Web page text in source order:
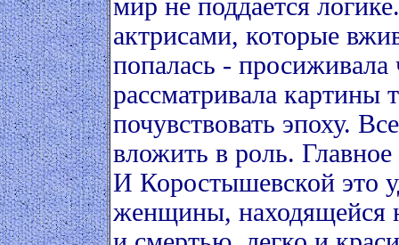
мир не поддается
актрисами, которые
попалась - просиживала
рассматривала картины
почувствовать эпоху.
вложить в роль.
И Коростышевской это
женщины, находящейся